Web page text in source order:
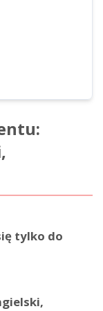
tylko do